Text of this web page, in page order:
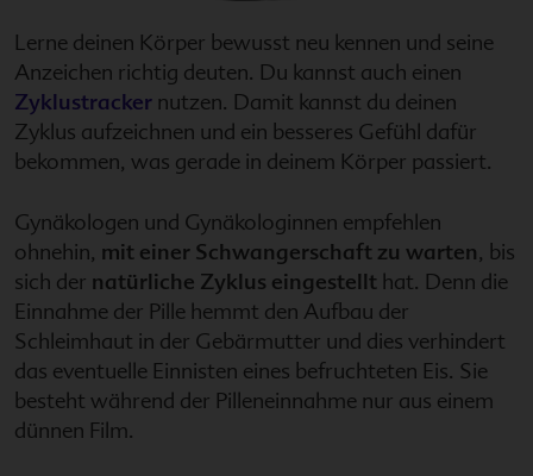
Lerne deinen Körper bewusst neu kennen und seine
Anzeichen richtig deuten. Du kannst auch einen
Zyklustracker nutzen. Damit kannst du deinen
Zyklus aufzeichnen und ein besseres Gefühl dafür
bekommen, was gerade in deinem Körper passiert.
Gynäkologen und Gynäkologinnen empfehlen
ohnehin, mit einer Schwangerschaft zu warten, bis
sich der natürliche Zyklus eingestellt hat. Denn die
Einnahme der Pille hemmt den Aufbau der
Schleimhaut in der Gebärmutter und dies verhindert
das eventuelle Einnisten eines befruchteten Eis. Sie
besteht während der Pilleneinnahme nur aus einem
dünnen Film.